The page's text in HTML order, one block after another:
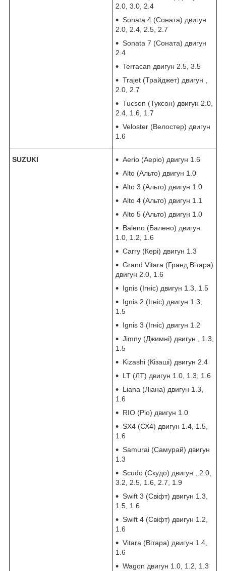
2.0, 3.0, 2.4
Sonata 4 (Соната) двигун
2.0, 2.4, 2.5, 2.7
Sonata 7 (Соната) двигун
2.4
Terracan двигун 2.5, 3.5
Trajet (Трайджет) двигун ,
2.0, 2.7
Tucson (Туксон) двигун 2.0,
2.4, 1.6, 1.7
Veloster (Велостер) двигун
1.6
SUZUKI
Aerio (Аеріо) двигун 1.6
Alto (Альто) двигун 1.0
Alto 3 (Альто) двигун 1.0
Alto 4 (Альто) двигун 1.1
Alto 5 (Альто) двигун 1.0
Baleno (Балено) двигун
1.0, 1.2, 1.6
Carry (Кері) двигун 1.3
Grand Vitara (Гранд Вітара)
двигун 2.0, 1.6
Ignis (Ігніс) двигун 1.3, 1.5
Ignis 2 (Ігніс) двигун 1.3,
1.5
Ignis 3 (Ігніс) двигун 1.2
Jimny (Джимні) двигун , 1.3,
1.5
Kizashi (Кізаші) двигун 2.4
LT (ЛТ) двигун 1.0, 1.3, 1.6
Liana (Ліана) двигун 1.3,
1.6
RIO (Ріо) двигун 1.0
SX4 (СХ4) двигун 1.4, 1.5,
1.6
Samurai (Самурай) двигун
1.3
Scudo (Скудо) двигун , 2.0,
3.2, 2.5, 1.6, 2.7, 1.9
Swift 3 (Свіфт) двигун 1.3,
1.5, 1.6
Swift 4 (Свіфт) двигун 1.2,
1.6
Vitara (Вітара) двигун 1.4,
1.6
Wagon двигун 1.0, 1.2, 1.3